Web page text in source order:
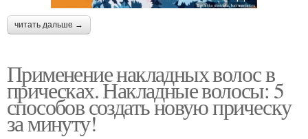
читать дальше →
Применение накладных волос в
прическах. Накладные волосы: 5
способов создать новую прическу
за минуту!